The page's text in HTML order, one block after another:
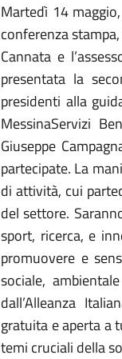
Martedì 14
conferenza
Cannata e
presentata la
presidenti alla
MessinaServizi
Giuseppe
partecipate. La
di attività, cui
del settore.
sport, ricerca, e
promuovere e
sociale,
dall’Alleanza
gratuita e aperta a
temi cruciali della